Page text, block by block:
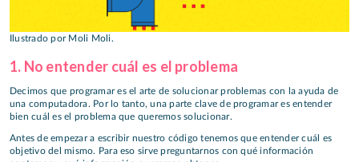
Ilustrado por Moli Moli.
1. No entender cuál es el problema
Decimos que programar es el arte de solucionar problemas con la ayuda de
una computadora. Por lo tanto, una parte clave de programar es entender
bien cuál es el problema que queremos solucionar.
Antes de empezar a escribir nuestro código tenemos que entender cuál es
objetivo del mismo. Para eso sirve preguntarnos con qué información